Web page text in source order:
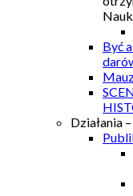
Być
Działania